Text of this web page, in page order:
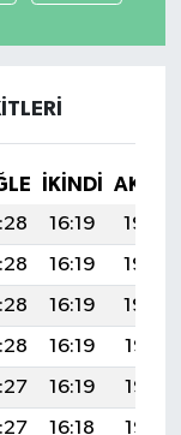
İKINDI
16:19
19:40
16:19
19:40
16:19
19:39
16:19
19:38
16:19
19:37
16:18
19:36